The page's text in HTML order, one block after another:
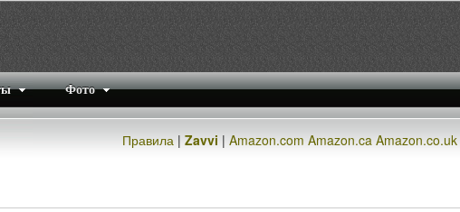
Фото
Правила |Zavvi |Amazon.com Amazon.ca Amazon.co.uk